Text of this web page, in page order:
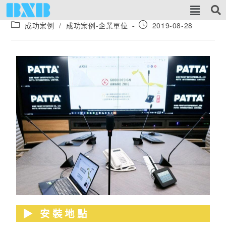
成功案例 / 成功案例-企業單位 2019-08-28
▶︎ 安裝地點